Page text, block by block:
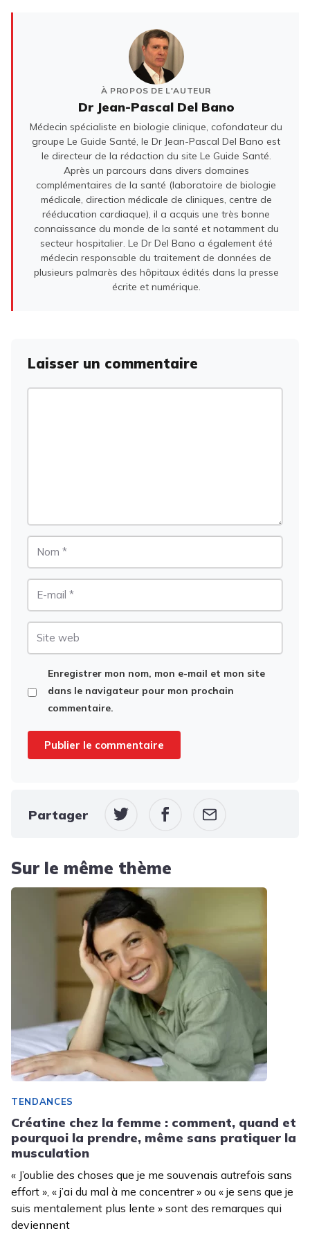
À PROPOS DE L'AUTEUR
Dr Jean-Pascal Del Bano
Médecin spécialiste en biologie clinique, cofondateur du
groupe Le Guide Santé, le Dr Jean-Pascal Del Bano est
le directeur de la rédaction du site Le Guide Santé.
Après un parcours dans divers domaines
complémentaires de la santé (laboratoire de biologie
médicale, direction médicale de cliniques, centre de
rééducation cardiaque), il a acquis une très bonne
connaissance du monde de la santé et notamment du
secteur hospitalier. Le Dr Del Bano a également été
médecin responsable du traitement de données de
plusieurs palmarès des hôpitaux édités dans la presse
écrite et numérique.
Laisser un commentaire
Enregistrer mon nom, mon e-mail et mon site
dans le navigateur pour mon prochain
commentaire.
Partager
Sur le même thème
TENDANCES
Créatine chez la femme : comment, quand et
pourquoi la prendre, même sans pratiquer la
musculation
« J’oublie des choses que je me souvenais autrefois sans
effort », « j’ai du mal à me concentrer » ou « je sens que je
suis mentalement plus lente » sont des remarques qui
deviennent